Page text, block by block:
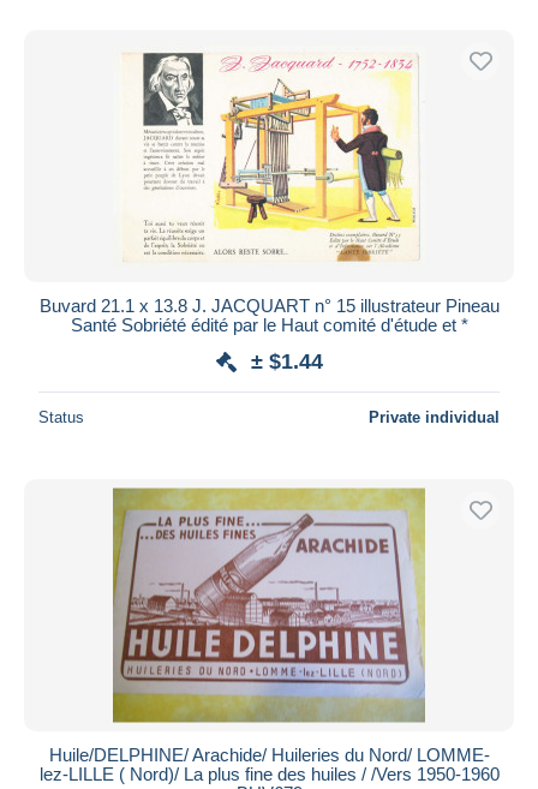
Buvard 21.1 x 13.8 J. JACQUART n° 15 illustrateur Pineau
Santé Sobriété édité par le Haut comité d'étude et *
± $1.44
Status Private individual
Huile/DELPHINE/ Arachide/ Huileries du Nord/ LOMME-
lez-LILLE ( Nord)/ La plus fine des huiles / /Vers 1950-1960